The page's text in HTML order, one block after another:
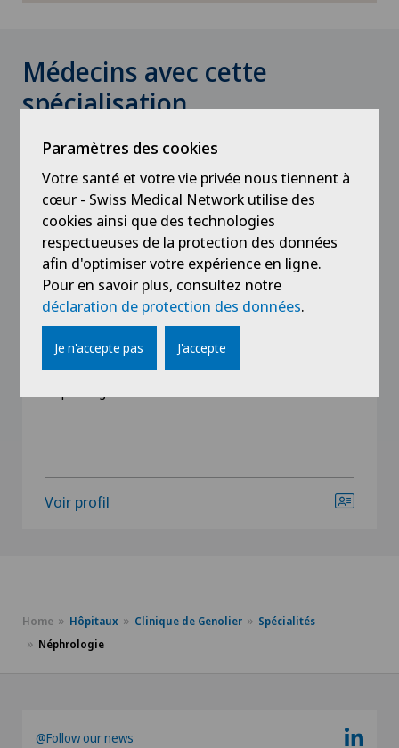
Médecins avec cette
spécialisation
Clinique de Genolier
Dr méd. Philippe Glasson
Spécialisation
Médecine interne générale,
Voir profil
Home Hôpitaux Clinique de Genolier
Spécialités
Néphrologie
@Follow our news
Paramètres des cookies
Votre santé et votre vie privée nous tiennent à
cœur - Swiss Medical Network utilise des
cookies ainsi que des technologies
respectueuses de la protection des données
afin d'optimiser votre expérience en ligne.
Pour en savoir plus, consultez notre
déclaration de protection des données.
Je n'accepte pas J'accepte